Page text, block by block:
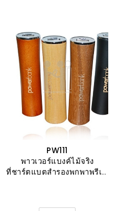
PW111
พาวเวอร์แบงค์ไม้จริง
ที่ชาร์ตแบตสํารองพกพาพรีเมี่ยม